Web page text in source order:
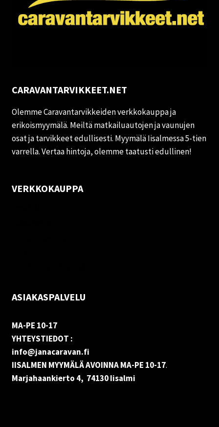
CARAVANTARVIKKEET.NET
Olemme Caravantarvikkeiden verkkokauppa ja
erikoismyymälä. Meiltä matkailuautojen ja vaunujen
osat ja tarvikkeet edullisesti. Myymälä Iisalmessa 5-tien
varrella. Vertaa hintoja, olemme taatusti edullinen!
VERKKOKAUPPA
ASIAKASPALVELU
MA-PE 10-17
YHTEYSTIEDOT :
info@janacaravan.fi
IISALMEN MYYMÄLÄ AVOINNA MA-PE 10-17.
Marjahaankierto 4, 74130 Iisalmi